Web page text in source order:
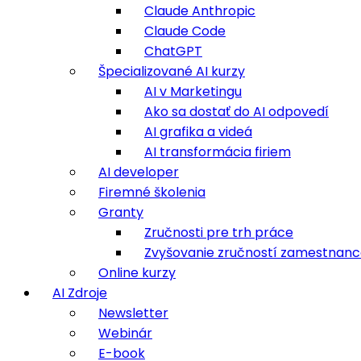
Claude Anthropic
Claude Code
ChatGPT
Špecializované AI kurzy
AI v Marketingu
Ako sa dostať do AI odpovedí
AI grafika a videá
AI transformácia firiem
AI developer
Firemné školenia
Granty
Zručnosti pre trh práce
Zvyšovanie zručností
Online kurzy
AI Zdroje
Newsletter
Webinár
E-book